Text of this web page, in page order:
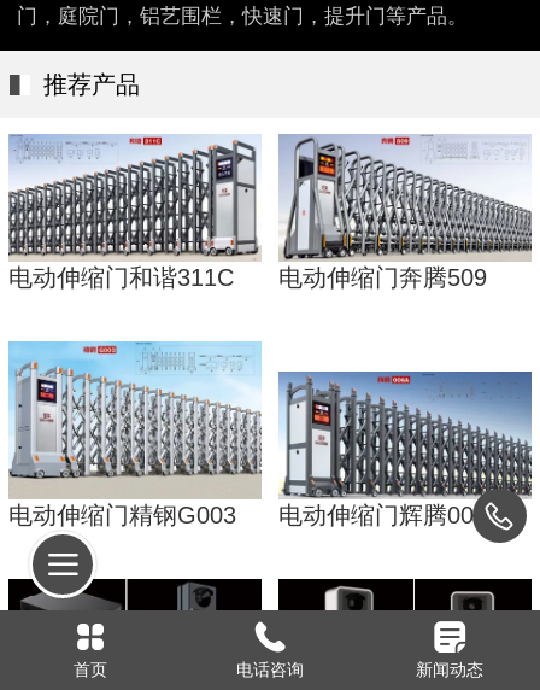
门，庭院门，铝艺围栏，快速门，提升门等产品。
推荐产品
电动伸缩门和谐311C 电动伸缩门奔腾509
电动伸缩门精钢G003 电动伸缩门辉腾0036A
首页 电话咨询 新闻动态